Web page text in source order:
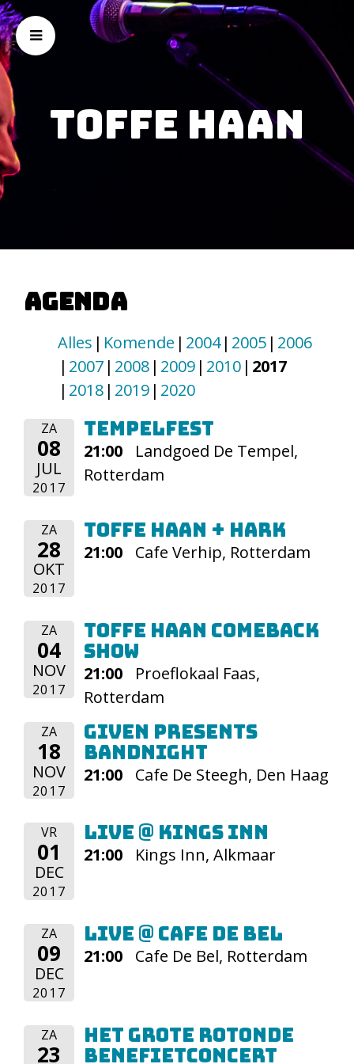
Toffe Haan
Agenda
Alles Komende 2004 2005 2006
2007 2008 2009 2010 2017
2018 2019 2020
ZA
08
JUL
2017
Tempelfest
21:00
Landgoed De Tempel,
Rotterdam
ZA
28
OKT
2017
Toffe Haan + HARK
21:00 Cafe Verhip, Rotterdam
ZA
04
NOV
2017
Toffe Haan Comeback
show
21:00
Proeflokaal Faas,
Rotterdam
ZA
18
NOV
2017
Given presents
bandnight
21:00 Cafe De Steegh, Den Haag
VR
01
DEC
2017
Live @ Kings Inn
21:00 Kings Inn, Alkmaar
ZA
09
DEC
2017
Live @ Cafe De Bel
21:00 Cafe De Bel, Rotterdam
ZA
23
Het Grote Rotonde
Benefietconcert